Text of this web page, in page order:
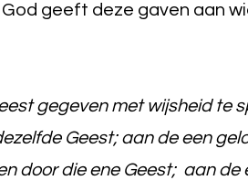
geeft deze gaven aan
gegeven met wijsheid te
Geest; aan de een
door die ene Geest; aan de